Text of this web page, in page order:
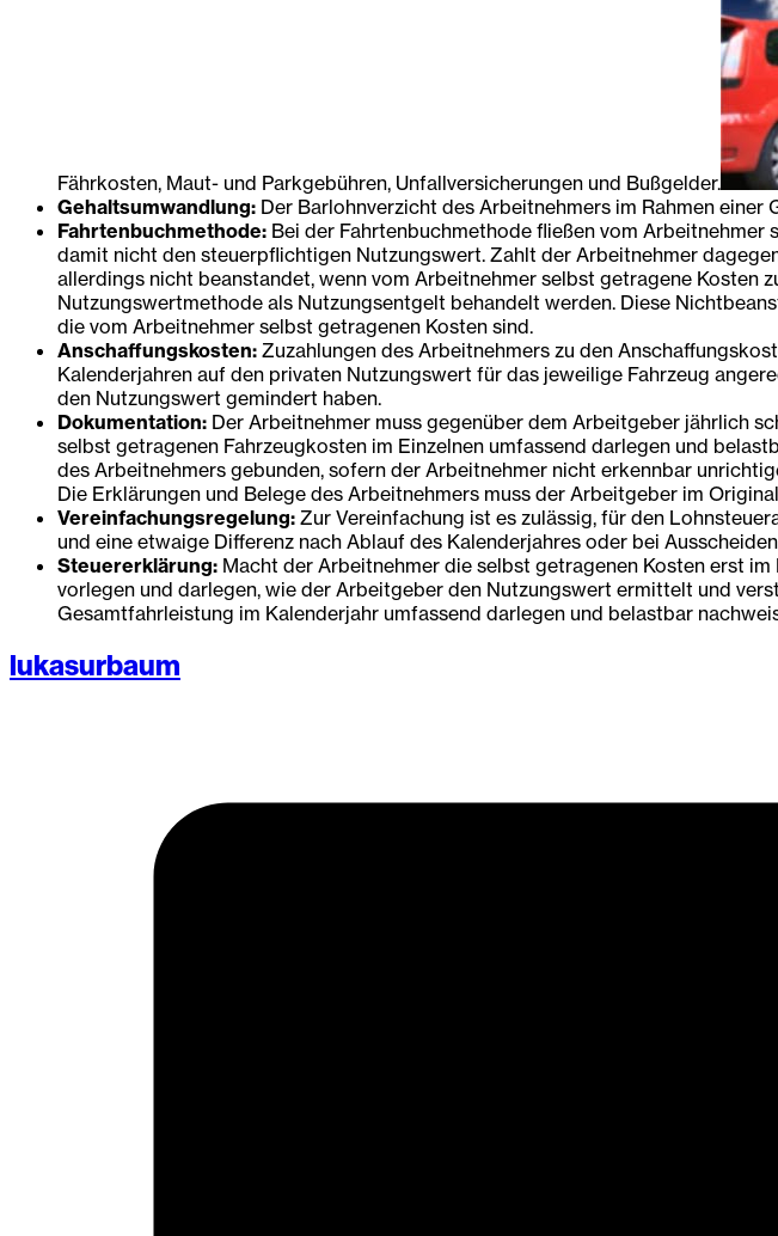
Fährkosten, Maut- und Parkgebühren, Unfallversicherungen und Bußgelder.
Gehaltsumwandlung: Der Barlohnverzicht des Arbeitnehmers im Rahmen
Fahrtenbuchmethode: Bei der Fahrtenbuchmethode fließen vom
damit nicht den steuerpflichtigen Nutzungswert. Zahlt der Arbeitnehmer
allerdings nicht beanstandet, wenn vom Arbeitnehmer selbst getragene Kosten
Nutzungswertmethode als Nutzungsentgelt behandelt werden. Diese
die vom Arbeitnehmer selbst getragenen Kosten sind.
Anschaffungskosten: Zuzahlungen des Arbeitnehmers zu den
Kalenderjahren auf den privaten Nutzungswert für das jeweilige Fahrzeug
den Nutzungswert gemindert haben.
Dokumentation: Der Arbeitnehmer muss gegenüber dem Arbeitgeber jährlich
selbst getragenen Fahrzeugkosten im Einzelnen umfassend darlegen und
des Arbeitnehmers gebunden, sofern der Arbeitnehmer nicht erkennbar
Die Erklärungen und Belege des Arbeitnehmers muss der Arbeitgeber im
Vereinfachungsregelung: Zur Vereinfachung ist es zulässig, für den
und eine etwaige Differenz nach Ablauf des Kalenderjahres oder bei
Steuererklärung: Macht der Arbeitnehmer die selbst getragenen Kosten erst
vorlegen und darlegen, wie der Arbeitgeber den Nutzungswert ermittelt und
Gesamtfahrleistung im Kalenderjahr umfassend darlegen und belastbar
lukasurbaum